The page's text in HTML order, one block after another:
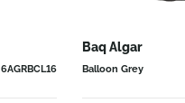
6AGRBCL16
Baq Algar
Balloon Grey